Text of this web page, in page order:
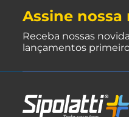
Assine
Receba nossas
lançamentos